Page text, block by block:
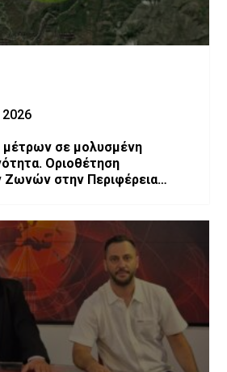
σε μολυσμένη
Οριοθέτηση
στην Περιφέρεια